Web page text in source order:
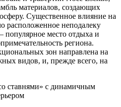
материалов, создающих
Существенное влияние на
расположенное неподалеку
место отдыха и
региона.
зон направлена на
видов, и, прежде всего, на